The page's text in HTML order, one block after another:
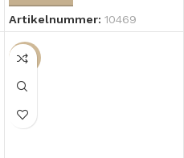
Artikelnummer: 10469
SALE